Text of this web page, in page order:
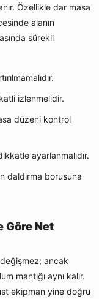
Özellikle dar masa
alanın
sürekli
izlenmelidir.
düzeni kontrol
ayarlanmalıdır.
daldırma borusuna
Göre Net
ancak
mantığı aynı kalır.
ekipman yine doğru